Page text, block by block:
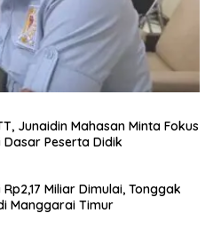
Junaidin Mahasan Minta Fokus
Peserta Didik
Miliar Dimulai, Tonggak
Manggarai Timur